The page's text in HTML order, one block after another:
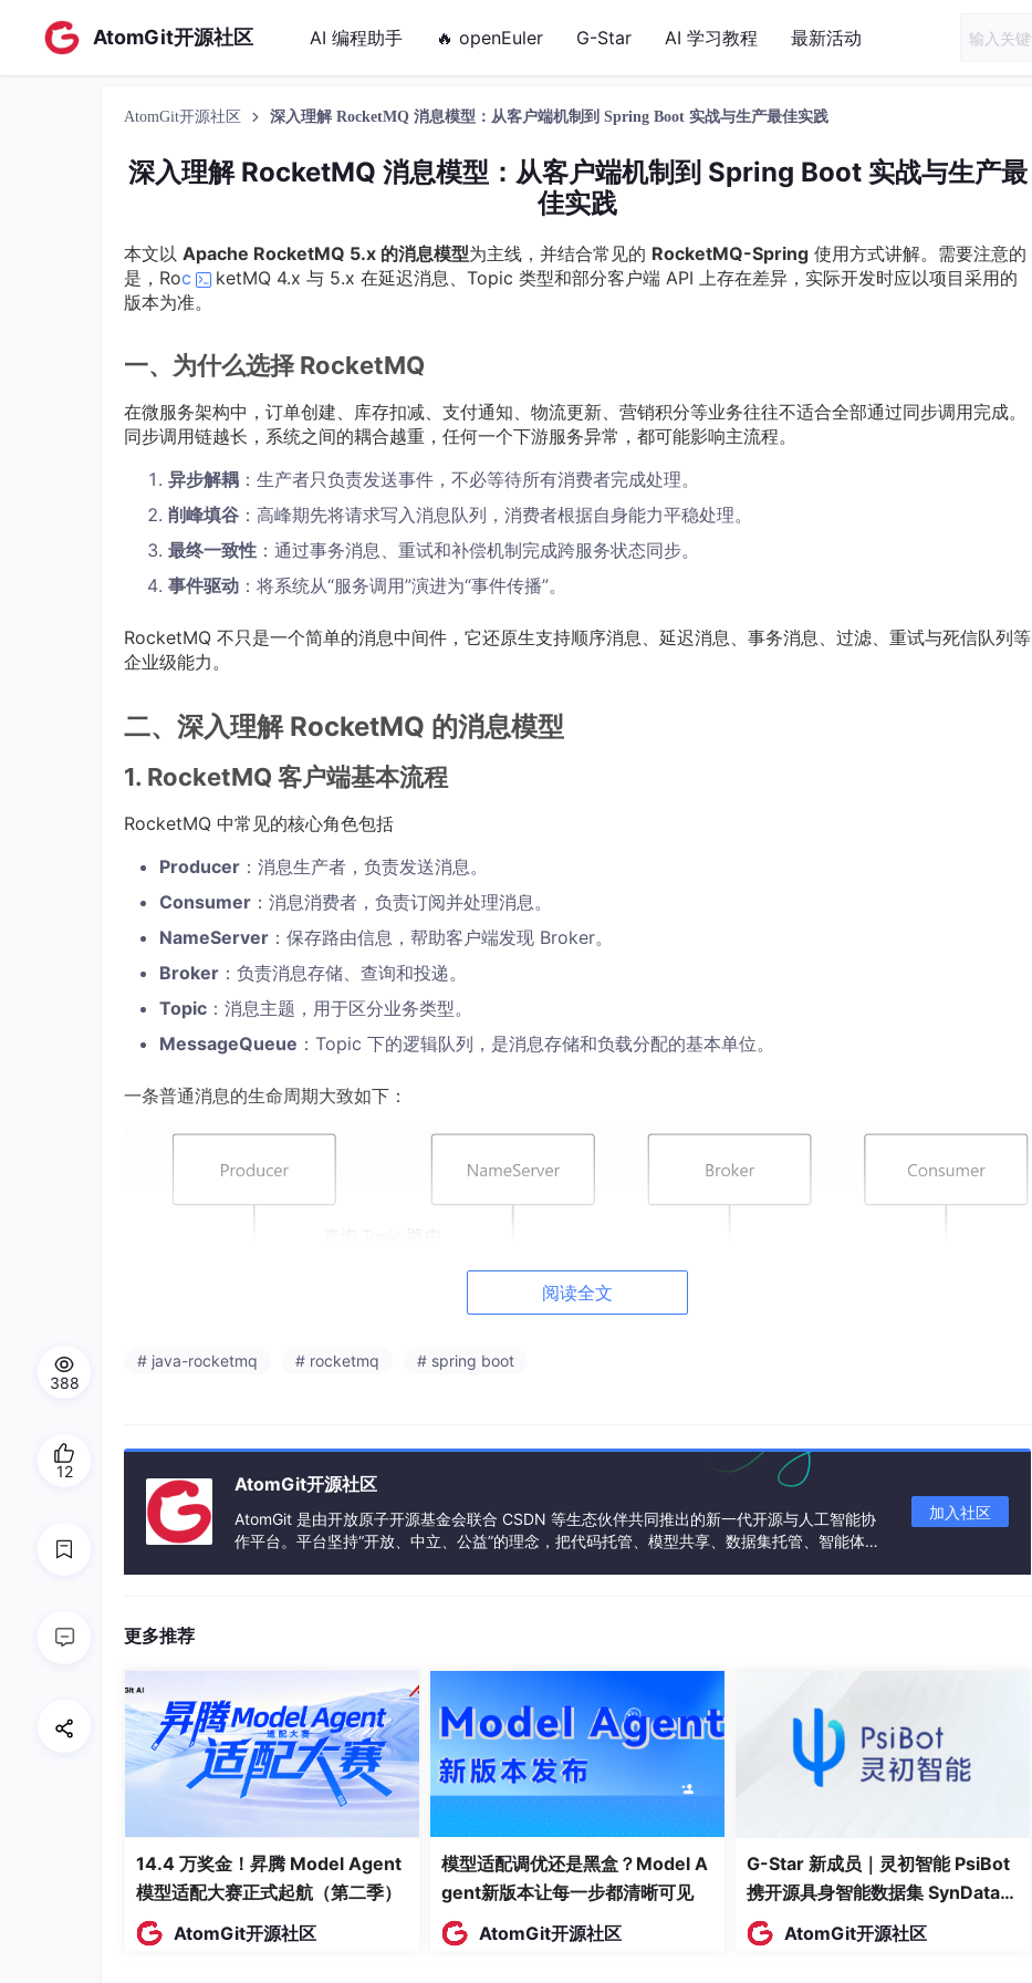
AtomGit开源社区 AI 编程助手 🔥 openEuler G-Star AI 学习教程 最新活动
AtomGit开源社区 深入理解 RocketMQ 消息模型：从客户端机制到 Spring Boot 实战与生产最佳实践
深入理解 RocketMQ 消息模型：从客户端机制到 Spring Boot 实战与生产最
佳实践
本文以 Apache RocketMQ 5.x 的消息模型为主线，并结合常见的 RocketMQ-Spring 使用方式讲解。需要注意的
是，Roc
ketMQ 4.x 与 5.x 在延迟消息、Topic 类型和部分客户端 API 上存在差异，实际开发时应以项目采用的
版本为准。
一、为什么选择 RocketMQ
在微服务架构中，订单创建、库存扣减、支付通知、物流更新、营销积分等业务往往不适合全部通过同步调用完成。
同步调用链越长，系统之间的耦合越重，任何一个下游服务异常，都可能影响主流程。
异步解耦 ：生产者只负责发送事件，不必等待所有消费者完成处理。
削峰填谷 ：高峰期先将请求写入消息队列，消费者根据自身能力平稳处理。
最终一致性 ：通过事务消息、重试和补偿机制完成跨服务状态同步。
事件驱动 ：将系统从“服务调用”演进为“事件传播”。
RocketMQ 不只是一个简单的消息中间件，它还原生支持顺序消息、延迟消息、事务消息、过滤、重试与死信队列等
企业级能力。
二、深入理解 RocketMQ 的消息模型
1. RocketMQ 客户端基本流程
RocketMQ 中常见的核心角色包括
Producer ：消息生产者，负责发送消息。
Consumer ：消息消费者，负责订阅并处理消息。
NameServer ：保存路由信息，帮助客户端发现 Broker。
Broker ：负责消息存储、查询和投递。
Topic ：消息主题，用于区分业务类型。
MessageQueue ：Topic 下的逻辑队列，是消息存储和负载分配的基本单位。
一条普通消息的生命周期大致如下：
生产者发送消息流程
阅读全文
# java-rocketmq # rocketmq # spring boot
AtomGit开源社区
AtomGit 是由开放原子开源基金会联合 CSDN 等生态伙伴共同推出的新一代开源与人工智能协
作平台。平台坚持“开放、中立、公益”的理念，把代码托管、模型共享、数据集托管、智能体开
加入社区
更多推荐
14.4 万奖金！昇腾 Model Agent
模型适配大赛正式起航（第二季）
AtomGit开源社区
模型适配调优还是黑盒？Model A
gent新版本让每一步都清晰可见
AtomGit开源社区
G-Star 新成员｜灵初智能 PsiBot
携开源具身智能数据集 SynData
入驻 AtomGit
AtomGit开源社区
388
12